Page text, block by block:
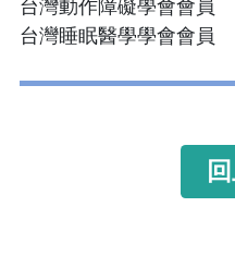
台灣動作障礙學會會員
台灣睡眠醫學學會會員